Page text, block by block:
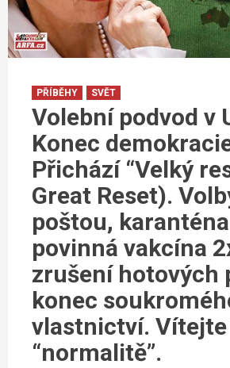
PŘÍBĚHY SVĚT
Volební podvod v
Konec
Přichází “Velký
Great Reset).
poštou,
povinná vakcína
zrušení hotových
konec
vlastnictví. Vítejte
“normalitě”.